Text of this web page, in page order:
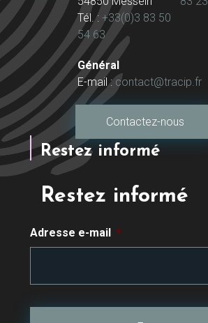
Tél. : +33(0)3 83 50
54 63
Général
E-mail :contact@tracip.fr
Contactez-nous
Restez informé
Restez informé
Adresse e-mail *